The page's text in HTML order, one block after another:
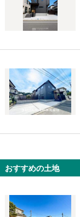
おすすめの土地